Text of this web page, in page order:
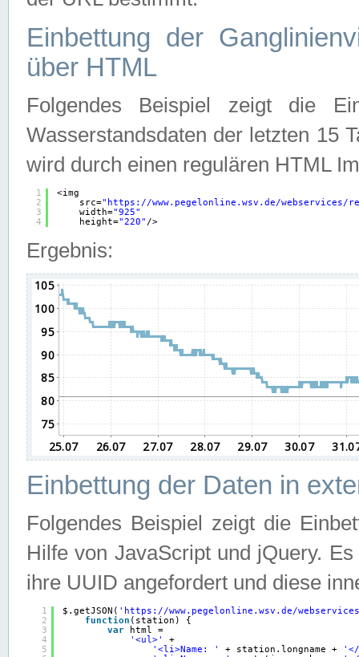
Einbettung der
über HTML
Folgendes Beispiel zeigt die
Wasserstandsdaten der letzten 15
wird durch einen regulären HTML
1
2
3
4
<img
src=" https://www.pegelonline.wsv.de/webservices/
width="925"
height="220" />
Ergebnis:
Einbettung der Daten in
Folgendes Beispiel zeigt die
Hilfe von JavaScript und jQuery.
ihre UUID angefordert und diese
1
2
3
4
5
$.getJSON( ' https://www.pegelonline.wsv.de/
function (station) {
var
html =
'<ul>'
+
'<li>Name: '
+ station.longname +